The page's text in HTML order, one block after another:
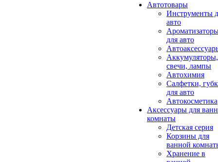
Автотовары
Инструменты
авто
для авто
Аккумуляторы,
свечи, лампы
Автохимия
Салфетки,
для авто
Автокосметика
Аксессуары для
комнаты
Детская серия
Корзины для
ванной
Хранение в